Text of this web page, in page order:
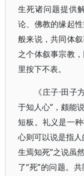
生死诸问题提供
论、佛教的缘起
般来说，共同体
之个体叙事宗教
里按下不表。
《庄子·田
于知人心”，颇能
短板。礼义是一
心则可以说是指
生焉知死”之说虽
了“死”的问题。